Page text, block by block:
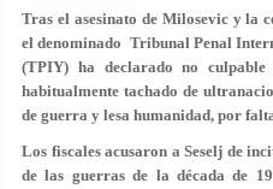
Tras el asesinato de Milosevic y la
el denominado Tribunal Penal
(TPIY) ha declarado no
habitualmente tachado de
de guerra y lesa humanidad, por
Los fiscales acusaron a Seselj de
de las guerras de la década de